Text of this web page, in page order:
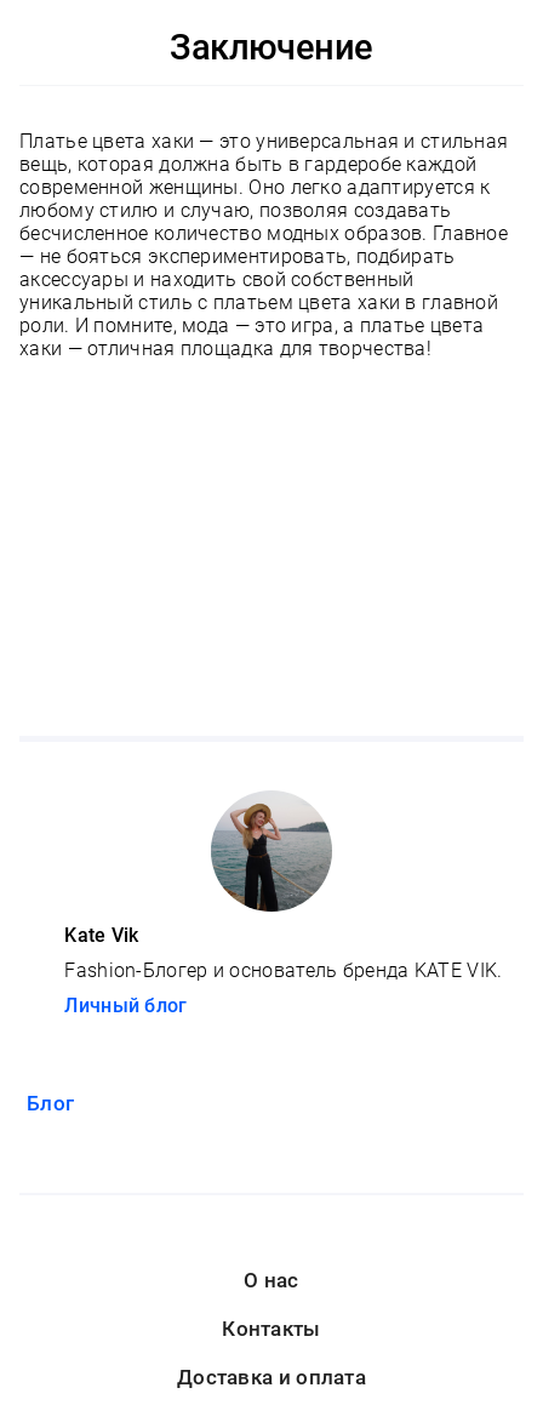
Заключение
Платье цвета хаки — это универсальная и стильная
вещь, которая должна быть в гардеробе каждой
современной женщины. Оно легко адаптируется к
любому стилю и случаю, позволяя создавать
бесчисленное количество модных образов. Главное
— не бояться экспериментировать, подбирать
аксессуары и находить свой собственный
уникальный стиль с платьем цвета хаки в главной
роли. И помните, мода — это игра, а платье цвета
хаки — отличная площадка для творчества!
Kate Vik
Fashion-Блогер и основатель бренда KATE VIK.
Личный блог
Блог
О нас
Контакты
Доставка и оплата